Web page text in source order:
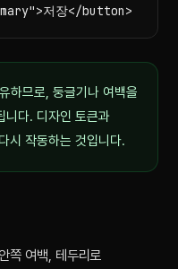
저장</button>
하므로, 둥글기나 여백을
니다. 디자인 토큰과
시 작동하는 것입니다.
쪽 여백, 테두리로